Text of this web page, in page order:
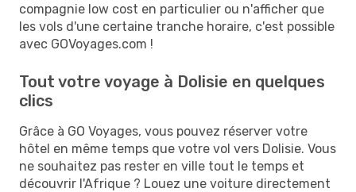
compagnie low cost en particulier ou n'afficher que
les vols d'une certaine tranche horaire, c'est possible
avec GOVoyages.com !
Tout votre voyage à Dolisie en quelques
clics
Grâce à GO Voyages, vous pouvez réserver votre
hôtel en même temps que votre vol vers Dolisie. Vous
ne souhaitez pas rester en ville tout le temps et
découvrir l'Afrique ? Louez une voiture directement